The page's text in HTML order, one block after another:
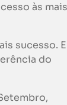
às mais
sucesso.
do